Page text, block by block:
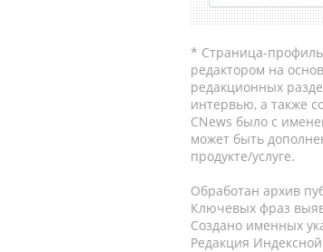
* Страница-профиль
редактором на
редакционных
интервью, а также
CNews было с
может быть
продукте/услуге.
Обработан архив
Ключевых фраз
Создано именных
Редакция